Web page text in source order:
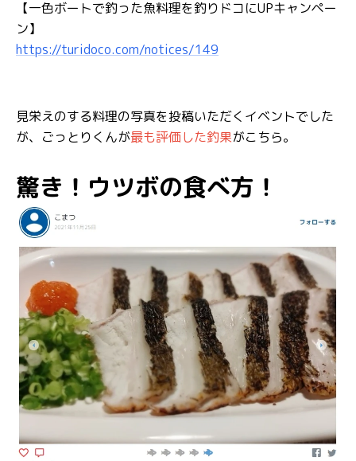
【一色ボートで釣った魚料理を釣りドコにUPキャンペー
ン】
https://turidoco.com/notices/149
見栄えのする料理の写真を投稿いただくイベントでした
が、ごっとりくんが最も評価した釣果がこちら。
驚き！ウツボの食べ方！